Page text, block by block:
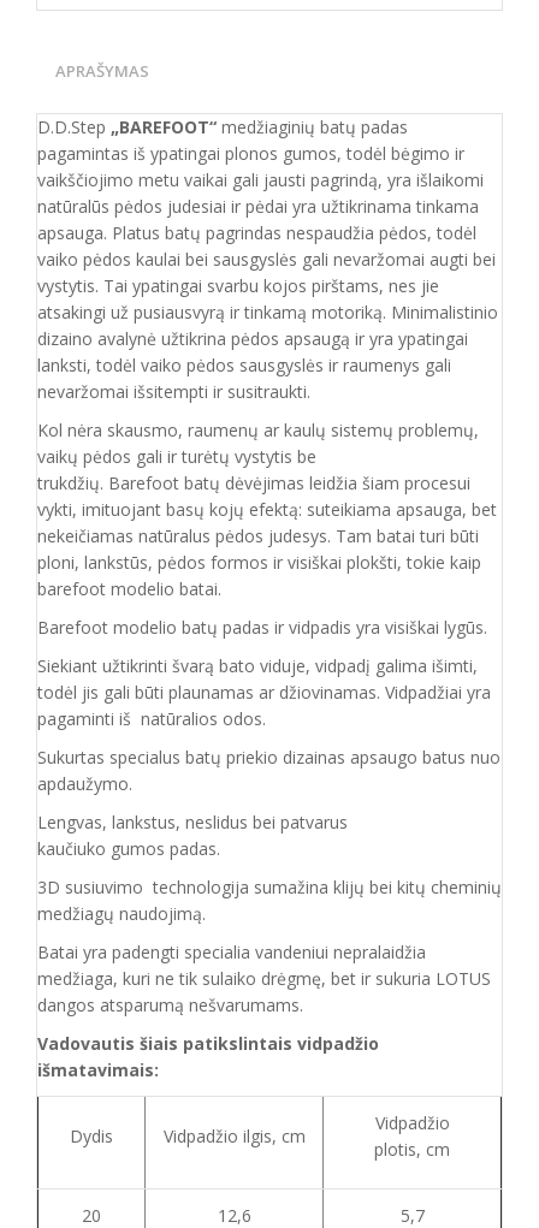
APRAŠYMAS
D.D.Step „BAREFOOT“ medžiaginių batų padas
pagamintas iš ypatingai plonos gumos, todėl bėgimo ir
vaikščiojimo metu vaikai gali jausti pagrindą, yra išlaikomi
natūralūs pėdos judesiai ir pėdai yra užtikrinama tinkama
apsauga. Platus batų pagrindas nespaudžia pėdos, todėl
vaiko pėdos kaulai bei sausgyslės gali nevaržomai augti bei
vystytis. Tai ypatingai svarbu kojos pirštams, nes jie
atsakingi už pusiausvyrą ir tinkamą motoriką. Minimalistinio
dizaino avalynė užtikrina pėdos apsaugą ir yra ypatingai
lanksti, todėl vaiko pėdos sausgyslės ir raumenys gali
nevaržomai išsitempti ir susitraukti.
Kol nėra skausmo, raumenų ar kaulų sistemų problemų,
vaikų pėdos gali ir turėtų vystytis be
trukdžių. Barefoot batų dėvėjimas leidžia šiam procesui
vykti, imituojant basų kojų efektą: suteikiama apsauga, bet
nekeičiamas natūralus pėdos judesys. Tam batai turi būti
ploni, lankstūs, pėdos formos ir visiškai plokšti, tokie kaip
barefoot modelio batai.
Barefoot modelio batų padas ir vidpadis yra visiškai lygūs.
Siekiant užtikrinti švarą bato viduje, vidpadį galima išimti,
todėl jis gali būti plaunamas ar džiovinamas. Vidpadžiai yra
pagaminti iš natūralios odos.
Sukurtas specialus batų priekio dizainas apsaugo batus nuo
apdaužymo.
Lengvas, lankstus, neslidus bei patvarus
kaučiuko gumos padas.
3D susiuvimo technologija sumažina klijų bei kitų cheminių
medžiagų naudojimą.
Batai yra padengti specialia vandeniui nepralaidžia
medžiaga, kuri ne tik sulaiko drėgmę, bet ir sukuria LOTUS
dangos atsparumą nešvarumams.
Vadovautis šiais patikslintais vidpadžio
išmatavimais:
Dydis Vidpadžio ilgis, cm
Vidpadžio
plotis, cm
20 12,6 5,7